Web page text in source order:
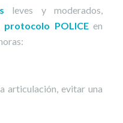
leves y moderados,
protocolo POLICEen
articulación, evitar una